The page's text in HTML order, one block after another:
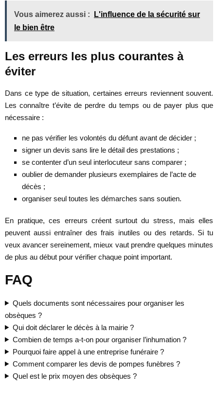
Vous aimerez aussi :
L'influence de la sécurité sur
le bien être
Les erreurs les plus courantes à
éviter
Dans ce type de situation, certaines erreurs reviennent souvent.
Les connaître t’évite de perdre du temps ou de payer plus que
nécessaire :
ne pas vérifier les volontés du défunt avant de décider ;
signer un devis sans lire le détail des prestations ;
se contenter d’un seul interlocuteur sans comparer ;
oublier de demander plusieurs exemplaires de l’acte de
décès ;
organiser seul toutes les démarches sans soutien.
En pratique, ces erreurs créent surtout du stress, mais elles
peuvent aussi entraîner des frais inutiles ou des retards. Si tu
veux avancer sereinement, mieux vaut prendre quelques minutes
de plus au début pour vérifier chaque point important.
FAQ
Quels documents sont nécessaires pour organiser les
obsèques ?
Qui doit déclarer le décès à la mairie ?
Combien de temps a-t-on pour organiser l’inhumation ?
Pourquoi faire appel à une entreprise funéraire ?
Comment comparer les devis de pompes funèbres ?
Quel est le prix moyen des obsèques ?